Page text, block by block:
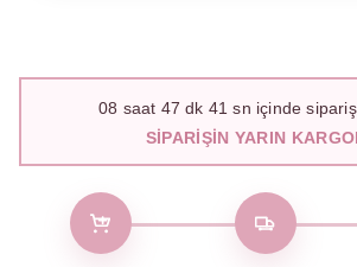
08 saat 47 dk 40 sn içinde
SIPARIŞIN YARIN